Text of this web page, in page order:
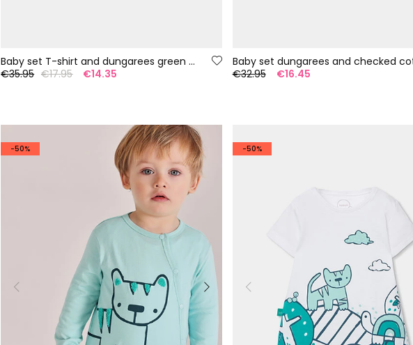
Baby set T-shirt and dungarees green print
€35.95 €17.95 €14.35
€32.95
€16.45
-50% -50%